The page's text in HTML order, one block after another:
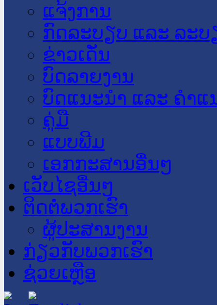
ແຈ້ງການ
ກົດລະບຽບ ແລະ ລະບ
ຂ່າວເດັ່ນ
ບົດລາຍງານ
ບົດແນະນໍາ ແລະ ຄໍາແ
ຄູ່ມື
ແບບພີມ
ເອກກະສານອື່ນໆ
ເວັບໄຊອື່ນໆ
ຕິດຕໍ່ພວກເຮົາ
ຜູ້ປະສານງານ
ກ່ຽວກັບພວກເຮົາ
ຊ່ວຍເຫຼືອ